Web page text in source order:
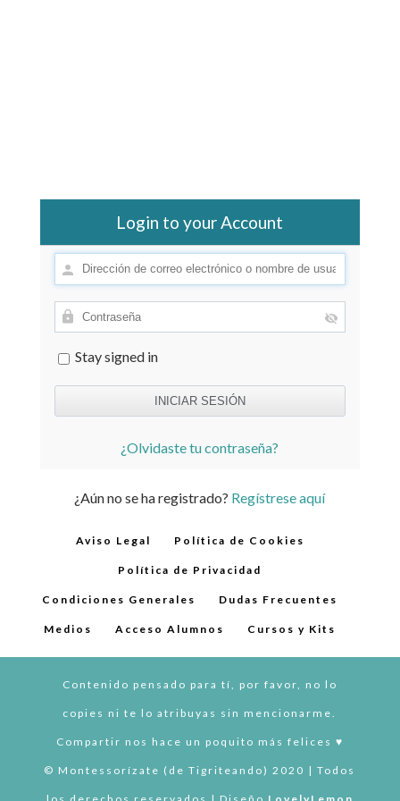
Login to your Account
Stay signed in
¿Olvidaste tu contraseña?
¿Aún no se ha registrado? Regístrese aquí
Aviso Legal Política de Cookies
Política de Privacidad
Condiciones Generales Dudas Frecuentes
Medios Acceso Alumnos Cursos y Kits
Contenido pensado para tí, por favor, no lo
copies ni te lo atribuyas sin mencionarme.
Compartir nos hace un poquito más felices ♥︎
© Montessorízate (de Tigriteando) 2020 | Todos